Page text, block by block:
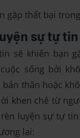
gặp thất bại
sự tự tin
sẽ khiến bạn
sống bởi
thân hoặc
khen chê từ
luyện sự tự
lai: